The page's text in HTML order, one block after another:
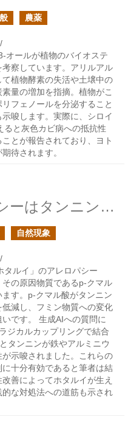
農薬
オールが植物のバイオステ
察しています。アリルアル
植物酵素の失活や土壌中の
量の増加を指摘。植物がこ
フェノールを分泌すること
唆します。実際に、シロイ
ると灰色カビ病への抵抗性
とが報告されており、ヨト
待されます。
ホタルイのアレロパシーはタンニンによって有効化できるか？
自然現象
タルイ」のアレロパシー
その原因物質であるp-クマル
す。p-クマル酸がタンニン
減し、フミン物質への変化
です。 生成AIへの質問に
ジカルカップリングで結合
タンニンが鉄やアルミニウ
示唆されました。これらの
十分有効であると筆者は結
善によってホタルイが生え
な対処法への道筋も示され